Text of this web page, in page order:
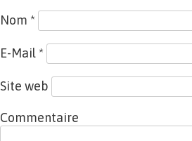
Nom *
E-Mail *
Site web
Commentaire